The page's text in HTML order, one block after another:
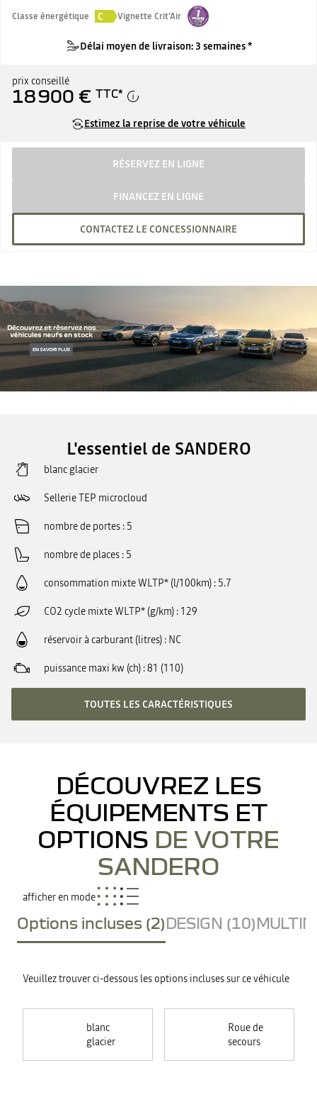
Classe énergétique
C Vignette Crit'Air
Délai moyen de livraison: 3 semaines *
prix conseillé
18 900 € TTC*
Estimez la reprise de votre véhicule
RÉSERVEZ EN LIGNE
FINANCEZ EN LIGNE
CONTACTEZ LE CONCESSIONNAIRE
L'essentiel de SANDERO
blanc glacier
Sellerie TEP microcloud
nombre de portes 5
nombre de places 5
consommation mixte WLTP* (l/100km) 5.7
CO2 cycle mixte WLTP* (g/km) 129
réservoir à carburant (litres) NC
puissance maxi kw (ch) 81 (110)
TOUTES LES CARACTÉRISTIQUES
DÉCOUVREZ LES
ÉQUIPEMENTS ET
OPTIONS DE VOTRE
SANDERO
afficher en mode
Options incluses (2)DESIGN (10)
Veuillez trouver ci-dessous les options incluses sur ce véhicule
blanc
glacier
Roue de
secours